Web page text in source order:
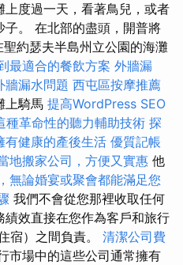
度過一天，看著鳥兒，或者
。 在北部的盡頭，開普將
約瑟夫半島州立公園的海灘
最適合的餐飲方案 外牆漏
牆漏水問題 西屯區按摩推薦
上騎馬 提高WordPress SEO
種革命性的聽力輔助技術 探
有健康的產後生活 優質記帳
地搬家公司，方便又實惠 他
無論婚宴或聚會都能滿足您
我們不會從您那裡收取任何
效直接在您作為客戶和旅行
宿）之間負責。 清潔公司費
市場中的這些公司通常擁有